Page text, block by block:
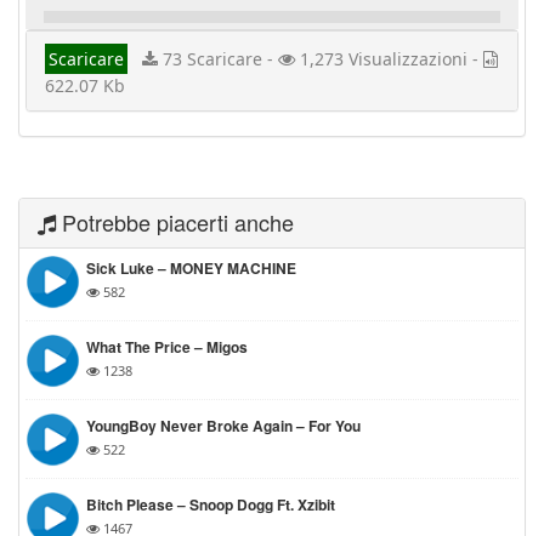
Scaricare 73 Scaricare -
1,273 Visualizzazioni -
622.07 Kb
Potrebbe piacerti anche
Sick Luke – MONEY MACHINE
582
What The Price – Migos
1238
YoungBoy Never Broke Again – For You
522
Bitch Please – Snoop Dogg Ft. Xzibit
1467